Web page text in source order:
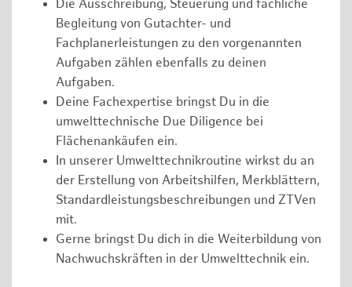
Die Ausschreibung, Steuerung und fachliche
Begleitung von Gutachter- und
Fachplanerleistungen zu den vorgenannten
Aufgaben zählen ebenfalls zu deinen
Aufgaben.
Deine Fachexpertise bringst Du in die
umwelttechnische Due Diligence bei
Flächenankäufen ein.
In unserer Umwelttechnikroutine wirkst du an
der Erstellung von Arbeitshilfen, Merkblättern,
Standardleistungsbeschreibungen und ZTVen
mit.
Gerne bringst Du dich in die Weiterbildung von
Nachwuchskräften in der Umwelttechnik ein.